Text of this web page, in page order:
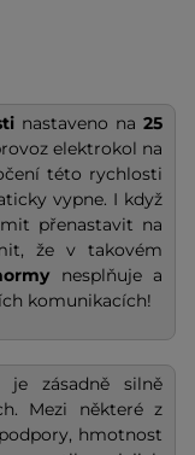
nastaveno na 25
elektrokol na
této rychlosti
vypne. I když
přenastavit na
že v takovém
nesplňuje a
komunikacích!
je zásadně silně
Mezi některé z
hmotnost